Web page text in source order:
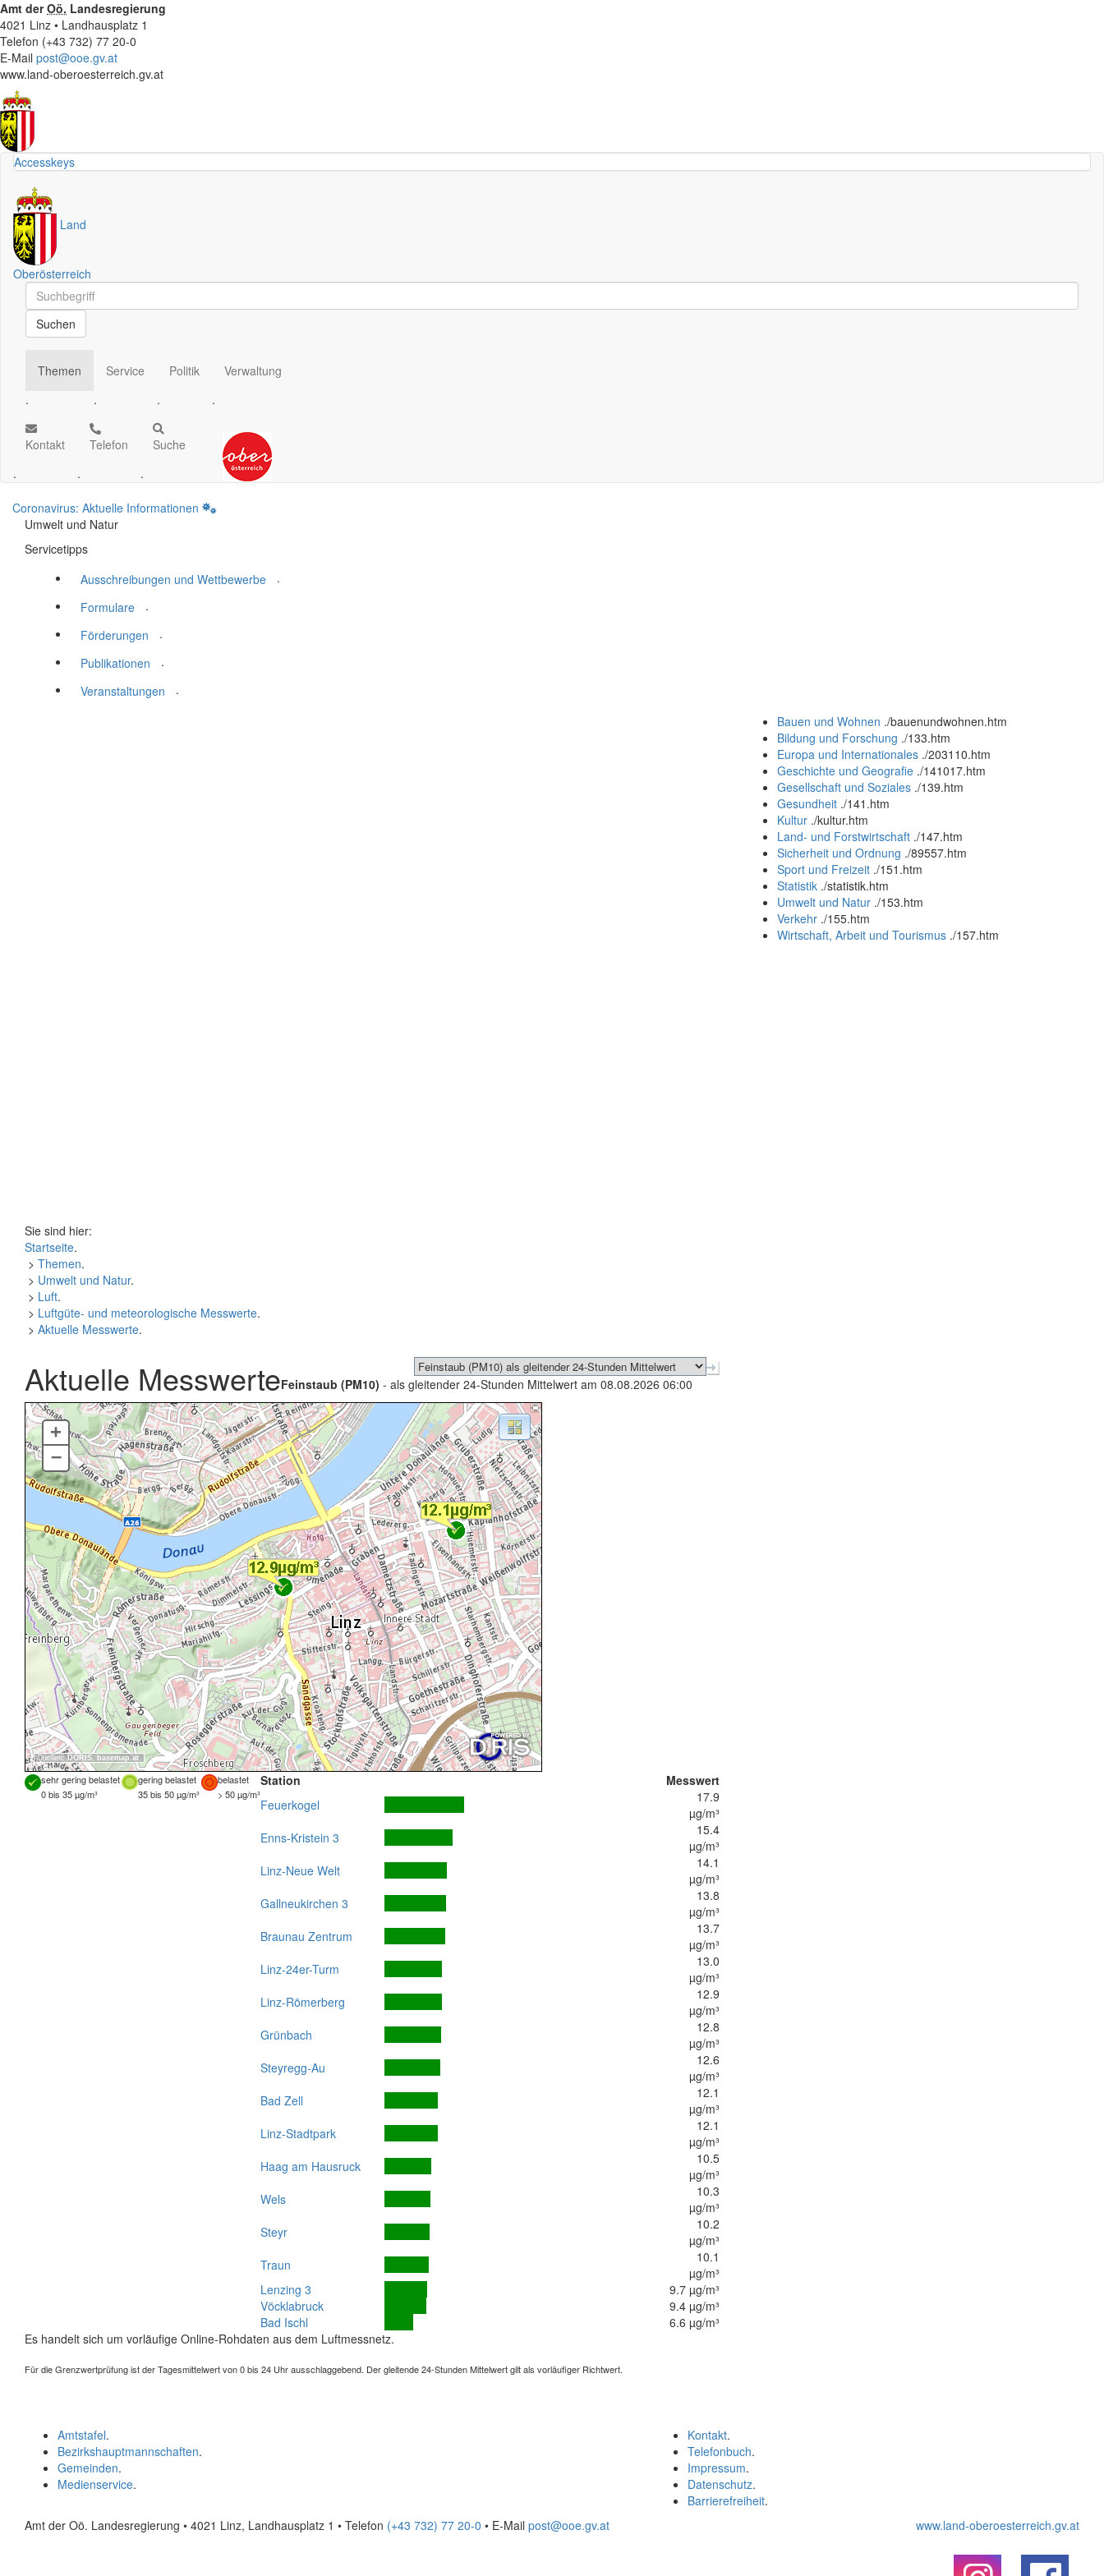
Amt derOö. Landesregierung
4021 Linz • Landhausplatz 1
Telefon (+43 732) 77 20-0
E-Mail post@ooe.gv.at
www.land-oberoesterreich.gv.at
Accesskeys
Land
Oberösterreich
Schnellsuche
Schnellsuche
Suchen
Themen
.
Service
.
Politik
.
Verwaltung
.
Kontakt
.
Telefon
.
Suche
.
Coronavirus: Aktuelle Informationen
Umwelt und Natur
Servicetipps
Ausschreibungen und Wettbewerbe
.
Formulare
.
Förderungen
.
Publikationen
.
Veranstaltungen
.
Bauen und Wohnen ./bauenundwohnen.htm
Bildung und Forschung ./133.htm
Europa und Internationales ./203110.htm
Geschichte und Geografie ./141017.htm
Gesellschaft und Soziales ./139.htm
Gesundheit ./141.htm
Kultur ./kultur.htm
Land- und Forstwirtschaft ./147.htm
Sicherheit und Ordnung ./89557.htm
Sport und Freizeit ./151.htm
Statistik ./statistik.htm
Umwelt und Natur ./153.htm
Verkehr ./155.htm
Wirtschaft, Arbeit und Tourismus ./157.htm
Sie sind hier:
Startseite.
> Themen.
> Umwelt und Natur.
> Luft.
> Luftgüte- und meteorologische Messwerte.
> Aktuelle Messwerte.
Aktuelle MesswerteFeinstaub (PM10) - als gleitender 24-Stunden Mittelwert am 08.08.2026 06:00
Quellen:DORIS, basemap.at
+
–
sehr gering belastet gering belastet
belastet
0 bis 35 µg/m³
35 bis 50 µg/m³ > 50 µg/m³
Station
Messwert
Feuerkogel
17.9
µg/m³
Enns-Kristein 3
15.4
µg/m³
Linz-Neue Welt
14.1
µg/m³
Gallneukirchen 3
13.8
µg/m³
Braunau Zentrum
13.7
µg/m³
Linz-24er-Turm
13.0
µg/m³
Linz-Römerberg
12.9
µg/m³
Grünbach
12.8
µg/m³
Steyregg-Au
12.6
µg/m³
Bad Zell
12.1
µg/m³
Linz-Stadtpark
12.1
µg/m³
Haag am Hausruck
10.5
µg/m³
Wels
10.3
µg/m³
Steyr
10.2
µg/m³
Traun
10.1
µg/m³
Lenzing 3
9.7 µg/m³
Vöcklabruck
9.4 µg/m³
Bad Ischl
6.6 µg/m³
Es handelt sich um vorläufige Online-Rohdaten aus dem Luftmessnetz.
Für die Grenzwertprüfung ist der Tagesmittelwert von 0 bis 24 Uhr ausschlaggebend. Der gleitende 24-Stunden Mittelwert gilt als vorläufiger Richtwert.
Kontakt.
Telefonbuch.
Impressum.
Datenschutz.
Barrierefreiheit.
Amtstafel.
Bezirkshauptmannschaften.
Gemeinden.
Medienservice.
Amt der Oö. Landesregierung • 4021 Linz, Landhausplatz 1 • Telefon (+43 732) 77 20-0 • E-Mail post@ooe.gv.at www.land-oberoesterreich.gv.at